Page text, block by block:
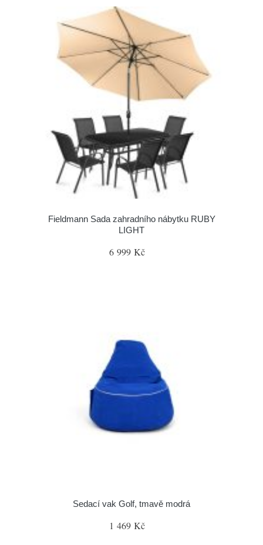
Fieldmann Sada zahradního nábytku RUBY
LIGHT
6 999 Kč
Sedací vak Golf, tmavě modrá
1 469 Kč